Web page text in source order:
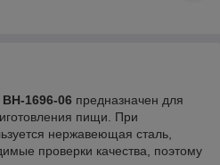
1696-06 предназначен для
пищи. При
нержавеющая сталь,
проверки качества, поэтому